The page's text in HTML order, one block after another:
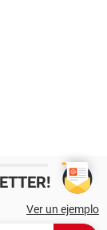
Ver un ejemplo